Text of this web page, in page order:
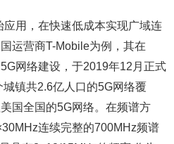
用，在快速低成本实现广域连
运营商T-Mobile为例，其在
网络建设，于2019年12月正式
镇共2.6亿人口的5G网络覆
国全国的5G网络。在频谱方
连续完整的700MHz频谱